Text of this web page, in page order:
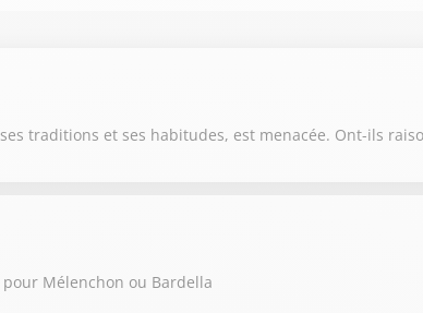
traditions et ses habitudes, est menacée. Ont-ils
Mélenchon ou Bardella